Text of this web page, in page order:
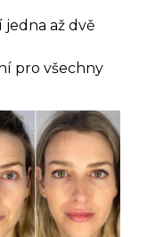
až dvě
pro všechny